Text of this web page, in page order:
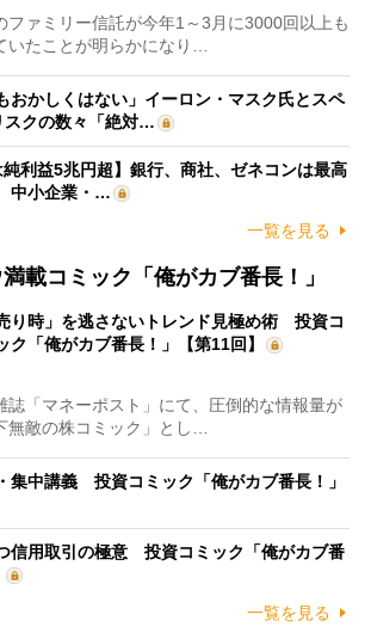
ァミリー信託が今年1～3月に3000回以上も
いたことが明らかになり…
おかしくはない」イーロン・マスク氏とスペ
スクの数々「絶対…
純利益5兆円超】銀行、商社、ゼネコンは最高
中小企業・…
一覧を見る
載コミック「俺がカブ番長！」
売り時」を逃さないトレンド見極め術 投資コ
ク「俺がカブ番長！」【第11回】
「マネーポスト」にて、圧倒的な情報量が
無敵の株コミック」とし…
集中講義 投資コミック「俺がカブ番長！」
信用取引の極意 投資コミック「俺がカブ番
一覧を見る